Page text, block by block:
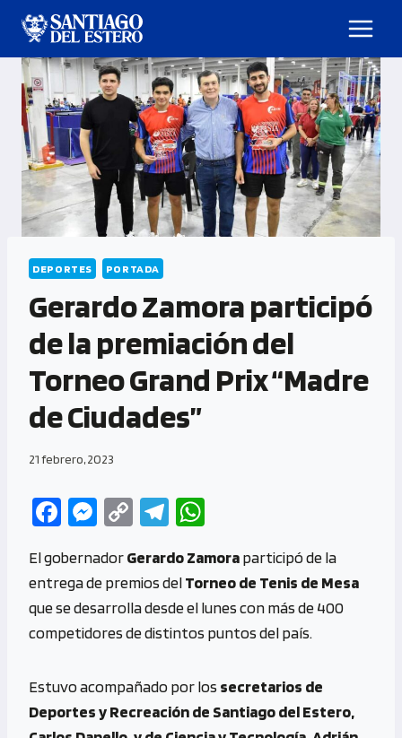
DEPORTES PORTADA
Gerardo Zamora participó
de la premiación del
Torneo Grand Prix “Madre
de Ciudades”
21 febrero, 2023
Fa
b
o
o
M
se
n
g
C
py
Li
n
Te
gr
a
m
at
s
A
p
El gobernadorGerardo Zamoraparticipó de la
entrega de premios delTorneo de Tenis de Mesa
que se desarrolla desde el lunes con más de 400
competidores de distintos puntos del país.
Estuvo acompañado por los secretarios de
Deportes y Recreación de Santiago del Estero,